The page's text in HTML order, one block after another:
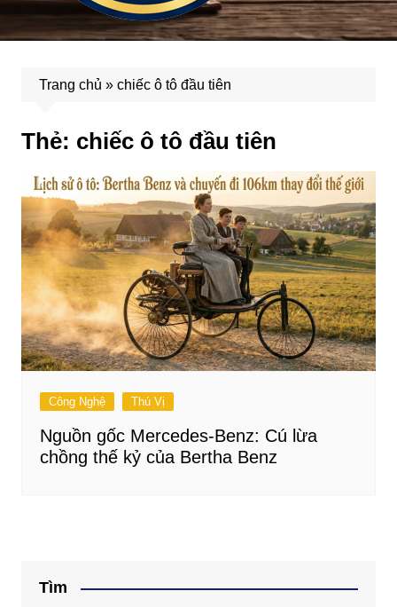
Trang chủ » chiếc ô tô đầu tiên
Thẻ: chiếc ô tô đầu tiên
Công Nghệ Thú Vị
Nguồn gốc Mercedes-Benz: Cú lừa
chồng thế kỷ của Bertha Benz
Tìm